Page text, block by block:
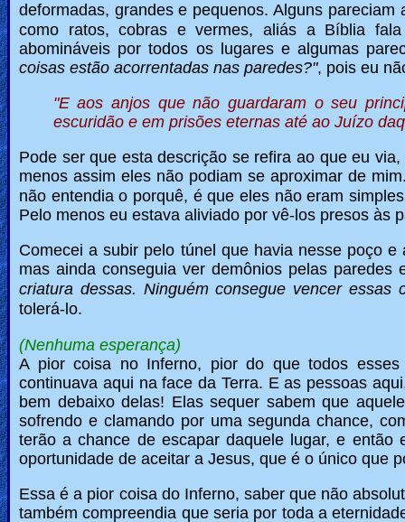
deformadas, grandes e pequenos.Alguns pareciam
como ratos, cobras e vermes, aliás a Bíblia
abomináveis por todos os lugares e algumas
coisas estão acorrentadas nas paredes?", pois eu
"E aos anjos que não guardaram o seu
escuridão e em prisões eternas até ao Juízo
Pode ser que esta descrição se refira ao que eu
menos assim eles não podiam se aproximar de
não entendia o porquê, é que eles não eram
Pelo menos eu estava aliviado por vê-los presos às
Comecei a subir pelo túnel que havia nesse poço
mas ainda conseguia ver demônios pelas
criatura dessas. Ninguém consegue vencer essas
tolerá-lo.
(Nenhuma esperança)
A pior coisa no Inferno, pior do que todos
continuava aqui na face da Terra. E as pessoas
bem debaixo delas! Elas sequer sabem que
sofrendo e clamando por uma segunda chance,
terão a chance de escapar daquele lugar, e
oportunidade de aceitar a Jesus, que é o único que
Essa é a pior coisa do Inferno, saber que não
também compreendia que seria por toda a